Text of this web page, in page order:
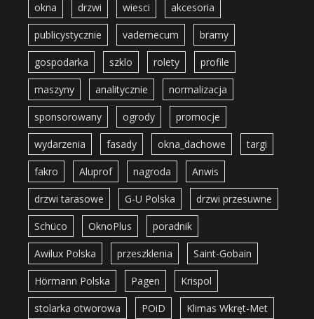
okna drzwi wiesci akcesoria
publicystycznie vademecum bramy
gospodarka szklo rolety profile
maszyny analitycznie normalizacja
sponsorowany ogrody promocje
wydarzenia fasady okna_dachowe targi
fakro Aluprof nagroda Anwis
drzwi tarasowe G-U Polska drzwi przesuwne
Schüco OknoPlus poradnik
Awilux Polska przeszklenia Saint-Gobain
Hörmann Polska Pagen Krispol
stolarka otworowa POiD Klimas Wkręt-Met